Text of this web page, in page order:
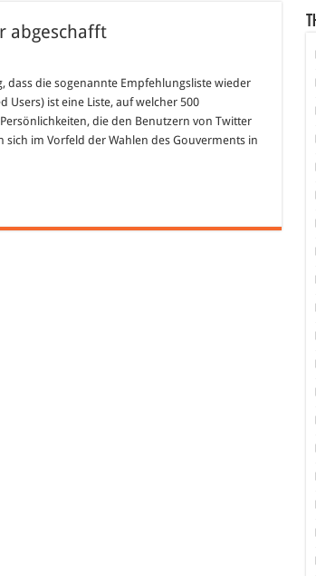
abgeschafft
dass die sogenannte Empfehlungsliste wieder
Users) ist eine Liste, auf welcher 500
die den Benutzern von Twitter
im Vorfeld der Wahlen des Gouverments in